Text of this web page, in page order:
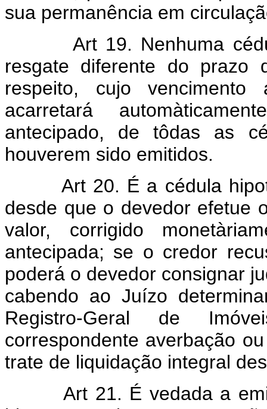
sua permanência em
Art 19. Nenhuma
resgate diferente do prazo
respeito, cujo vencimento
acarretará
antecipado, de tôdas as
houverem sido emitidos.
Art 20. É a cédula
desde que o devedor efetue
valor, corrigido
antecipada; se o credor
poderá o devedor consignar
cabendo ao Juízo
Registro-Geral de
correspondente averbação
trate de liquidação integral
Art 21. É vedada a